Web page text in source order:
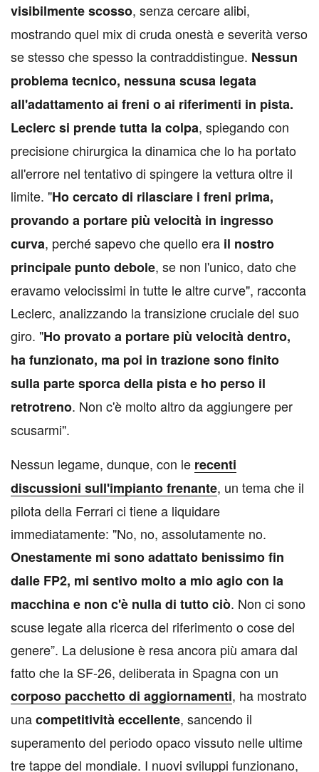
visibilmente scosso, senza cercare alibi,
mostrando quel mix di cruda onestà e severità verso
se stesso che spesso la contraddistingue. Nessun
problema tecnico, nessuna scusa legata
all'adattamento ai freni o ai riferimenti in pista.
Leclerc si prende tutta la colpa, spiegando con
precisione chirurgica la dinamica che lo ha portato
all'errore nel tentativo di spingere la vettura oltre il
limite. "Ho cercato di rilasciare i freni prima,
provando a portare più velocità in ingresso
curva, perché sapevo che quello era il nostro
principale punto debole, se non l'unico, dato che
eravamo velocissimi in tutte le altre curve", racconta
Leclerc, analizzando la transizione cruciale del suo
giro. "Ho provato a portare più velocità dentro,
ha funzionato, ma poi in trazione sono finito
sulla parte sporca della pista e ho perso il
retrotreno. Non c'è molto altro da aggiungere per
scusarmi".
Nessun legame, dunque, con le recenti
discussioni sull'impianto frenante, un tema che il
pilota della Ferrari ci tiene a liquidare
immediatamente: "No, no, assolutamente no.
Onestamente mi sono adattato benissimo fin
dalle FP2, mi sentivo molto a mio agio con la
macchina e non c'è nulla di tutto ciò. Non ci sono
scuse legate alla ricerca del riferimento o cose del
genere”. La delusione è resa ancora più amara dal
fatto che la SF-26, deliberata in Spagna con un
corposo pacchetto di aggiornamenti, ha mostrato
unacompetitività eccellente, sancendo il
superamento del periodo opaco vissuto nelle ultime
tre tappe del mondiale. I nuovi sviluppi funzionano,